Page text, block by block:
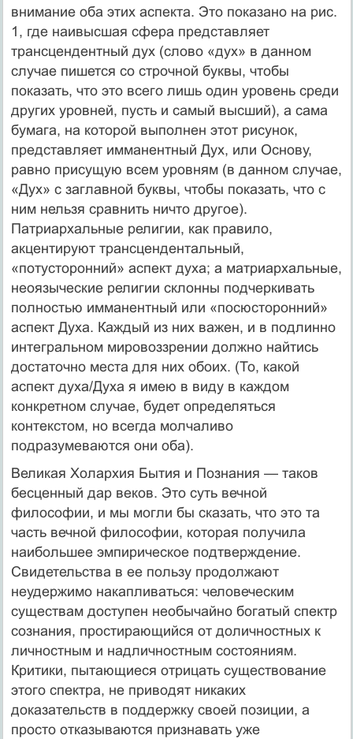
внимание оба этих аспекта. Это показано на рис.
1, где наивысшая сфера представляет
трансцендентный дух (слово «дух» в данном
случае пишется со строчной буквы, чтобы
показать, что это всего лишь один уровень среди
других уровней, пусть и самый высший), а сама
бумага, на которой выполнен этот рисунок,
представляет имманентный Дух, или Основу,
равно присущую всем уровням (в данном случае,
«Дух» с заглавной буквы, чтобы показать, что с
ним нельзя сравнить ничто другое).
Патриархальные религии, как правило,
акцентируют трансцендентальный,
«потусторонний» аспект духа; а матриархальные,
неоязыческие религии склонны подчеркивать
полностью имманентный или «посюсторонний»
аспект Духа. Каждый из них важен, и в подлинно
интегральном мировоззрении должно найтись
достаточно места для них обоих. (То, какой
аспект духа/Духа я имею в виду в каждом
конкретном случае, будет определяться
контекстом, но всегда молчаливо
подразумеваются они оба).
Великая Холархия Бытия и Познания — таков
бесценный дар веков. Это суть вечной
философии, и мы могли бы сказать, что это та
часть вечной философии, которая получила
наибольшее эмпирическое подтверждение.
Свидетельства в ее пользу продолжают
неудержимо накапливаться: человеческим
существам доступен необычайно богатый спектр
сознания, простирающийся от доличностных к
личностным и надличностным состояниям.
Критики, пытающиеся отрицать существование
этого спектра, не приводят никаких
доказательств в поддержку своей позиции, а
просто отказываются признавать уже